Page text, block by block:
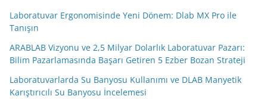
Laboratuvar Ergonomisinde Yeni Dönem: Dlab MX Pro ile
Tanışın
ARABLAB Vizyonu ve 2,5 Milyar Dolarlık Laboratuvar Pazarı:
Bilim Pazarlamasında Başarı Getiren 5 Ezber Bozan Strateji
Laboratuvarlarda Su Banyosu Kullanımı ve DLAB Manyetik
Karıştırıcılı Su Banyosu İncelemesi